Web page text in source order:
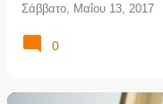
Σάββατο, Μαΐου 13, 2017
0